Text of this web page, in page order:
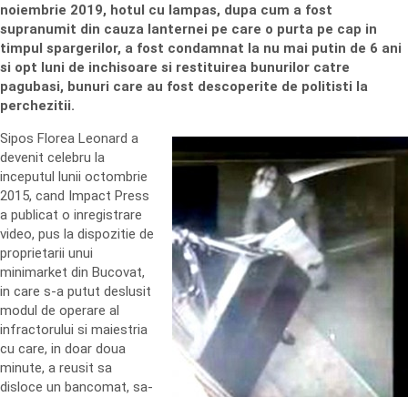
noiembrie 2019, hotul cu lampas, dupa cum a fost
supranumit din cauza lanternei pe care o purta pe cap in
timpul spargerilor, a fost condamnat la nu mai putin de 6 ani
si opt luni de inchisoare si restituirea bunurilor catre
pagubasi, bunuri care au fost descoperite de politisti la
perchezitii.
Sipos Florea Leonard a
devenit celebru la
inceputul lunii octombrie
2015, cand Impact Press
a publicat o inregistrare
video, pus la dispozitie de
proprietarii unui
minimarket din Bucovat,
in care s-a putut deslusit
modul de operare al
infractorului si maiestria
cu care, in doar doua
minute, a reusit sa
disloce un bancomat, sa-